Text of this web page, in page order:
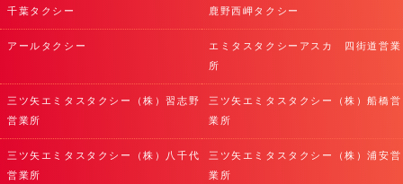
千葉タクシー 鹿野西岬タクシー
アールタクシー
エミタスタクシーアスカ 四街道営業
所
三ツ矢エミタスタクシー（株）習志野
営業所
三ツ矢エミタスタクシー（株）船橋営
業所
三ツ矢エミタスタクシー（株）八千代
営業所
三ツ矢エミタスタクシー（株）浦安営
業所